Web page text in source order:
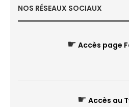
NOS RÉSEAUX SOCIAUX
☛ Accès page
☛ Accès au